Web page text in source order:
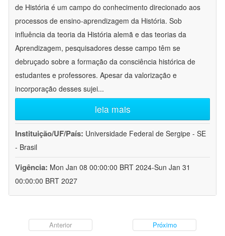
de História é um campo do conhecimento direcionado aos
processos de ensino-aprendizagem da História. Sob
influência da teoria da História alemã e das teorias da
Aprendizagem, pesquisadores desse campo têm se
debruçado sobre a formação da consciência histórica de
estudantes e professores. Apesar da valorização e
incorporação desses sujei...
leia mais
Instituição/UF/País: Universidade Federal de Sergipe - SE
- Brasil
Vigência: Mon Jan 08 00:00:00 BRT 2024-Sun Jan 31
00:00:00 BRT 2027
Anterior Próximo